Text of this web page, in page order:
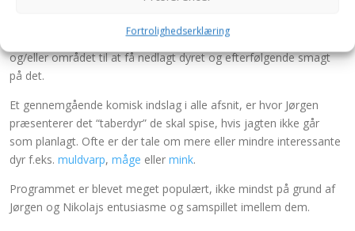
Fortrolighedserklæring
området. Desuden medvirker en jæger med ekspertise i dyret
og/eller området til at få nedlagt dyret og efterfølgende smagt
på det.
Et gennemgående komisk indslag i alle afsnit, er hvor Jørgen
præsenterer det “taberdyr” de skal spise, hvis jagten ikke går
som planlagt. Ofte er der tale om mere eller mindre interessante
dyr f.eks.muldvarp,måge ellermink.
Programmet er blevet meget populært, ikke mindst på grund af
Jørgen og Nikolajs entusiasme og samspillet imellem dem.